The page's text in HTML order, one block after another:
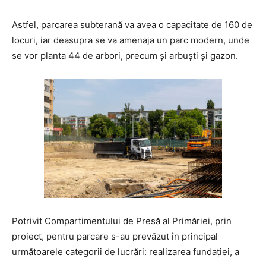
Astfel, parcarea subterană va avea o capacitate de 160 de
locuri, iar deasupra se va amenaja un parc modern, unde
se vor planta 44 de arbori, precum și arbuști și gazon.
Potrivit Compartimentului de Presă al Primăriei, prin
proiect, pentru parcare s-au prevăzut în principal
următoarele categorii de lucrări: realizarea fundației, a